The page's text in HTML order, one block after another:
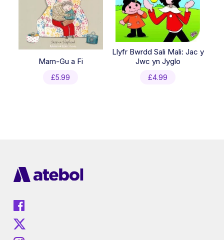
Mam-Gu a Fi
£5.99
Llyfr Bwrdd Sali Mali: Jac y
Jwc yn Jyglo
£4.99